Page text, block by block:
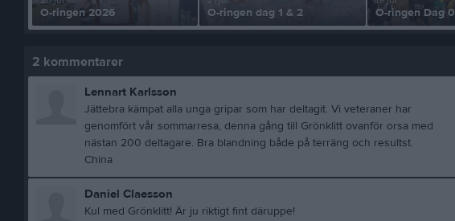
O-ringen 2026 O-ringen dag 1 & 2 O-ringen Dag 0
2 kommentarer
Lennart Karlsson
Jättebra kämpat alla unga gripar som har deltagit. Vi veteraner har
genomfört vår sommarresa, denna gång till Grönklitt ovanför orsa med
nästan 200 deltagare. Bra blandning både på terräng och resultst.
China
Daniel Claesson
Kul med Grönklitt! Är ju riktigt fint däruppe!